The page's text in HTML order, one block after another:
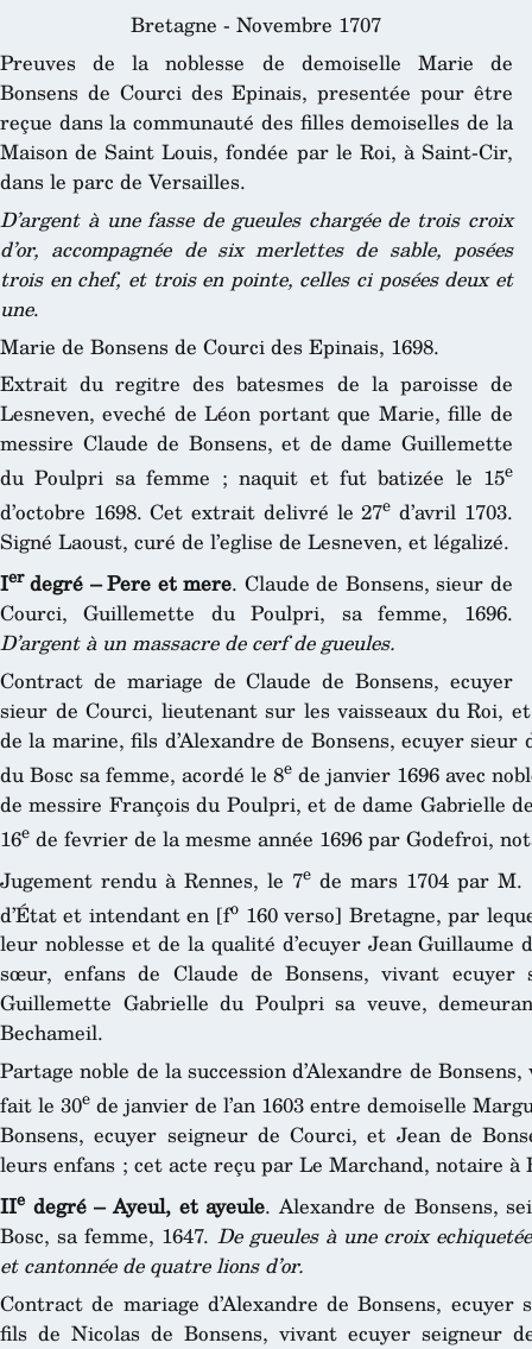
Bretagne - Novembre 1707
Preuves de la noblesse de demoiselle Marie de
Bonsens de Courci des Epinais, presentée pour être
reçue dans la communauté des filles demoiselles de la
Maison de Saint Louis, fondée par le Roi, à Saint-Cir,
dans le parc de Versailles.
D’argent à une fasse de gueules chargée de trois croix
d’or, accompagnée de six merlettes de sable, posées
trois en chef, et trois en pointe, celles ci posées deux et
une.
Marie de Bonsens de Courci des Epinais, 1698.
Extrait du regitre des batesmes de la paroisse de
Lesneven, eveché de Léon portant que Marie, fille de
messire Claude de Bonsens, et de dame Guillemette
du Poulpri sa femme ; naquit et fut batizée le 15e
d’octobre 1698. Cet extrait delivré le 27e d’avril 1703.
Signé Laoust, curé de l’eglise de Lesneven, et légalizé.
Ierdegré – Pere et mere. Claude de Bonsens, sieur de
Courci, Guillemette du Poulpri, sa femme, 1696.
D’argent à un massacre de cerf de gueules.
Contract de mariage de Claude de Bonsens, ecuyer
sieur de Courci, lieutenant sur les vaisseaux du Roi,
de la marine, fils d’Alexandre de Bonsens, ecuyer
du Bosc sa femme, acordé le 8e de janvier 1696 avec
de messire François du Poulpri, et de dame Gabrielle
16e de fevrier de la mesme année 1696 par Godefroi,
Jugement rendu à Rennes, le 7e de mars 1704 par
d’État et intendant en [fo160 verso] Bretagne, par
leur noblesse et de la qualité d’ecuyer Jean Guillaume
sœur, enfans de Claude de Bonsens, vivant
Guillemette Gabrielle du Poulpri sa veuve,
Bechameil.
Partage noble de la succession d’Alexandre de
fait le 30e de janvier de l’an 1603 entre demoiselle
Bonsens, ecuyer seigneur de Courci, et Jean de
leurs enfans ; cet acte reçu par Le Marchand, notaire à
IIe degré – Ayeul, et ayeule. Alexandre de Bonsens,
Bosc, sa femme, 1647. De gueules à une croix
et cantonnée de quatre lions d’or.
Contract de mariage d’Alexandre de Bonsens,
fils de Nicolas de Bonsens, vivant ecuyer